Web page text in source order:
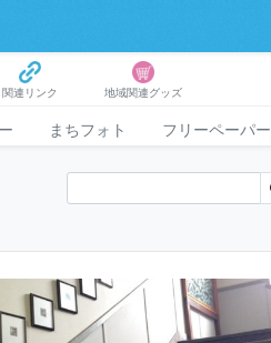
関連リンク 地域関連グッズ
まちフォト フリーペーパー